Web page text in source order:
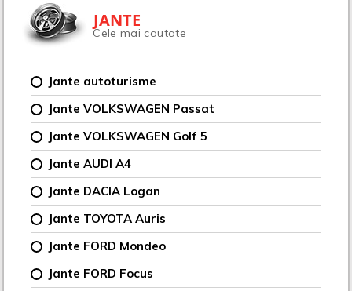
JANTE
Cele mai cautate
Jante autoturisme
Jante VOLKSWAGEN Passat
Jante VOLKSWAGEN Golf 5
Jante AUDI A4
Jante DACIA Logan
Jante TOYOTA Auris
Jante FORD Mondeo
Jante FORD Focus